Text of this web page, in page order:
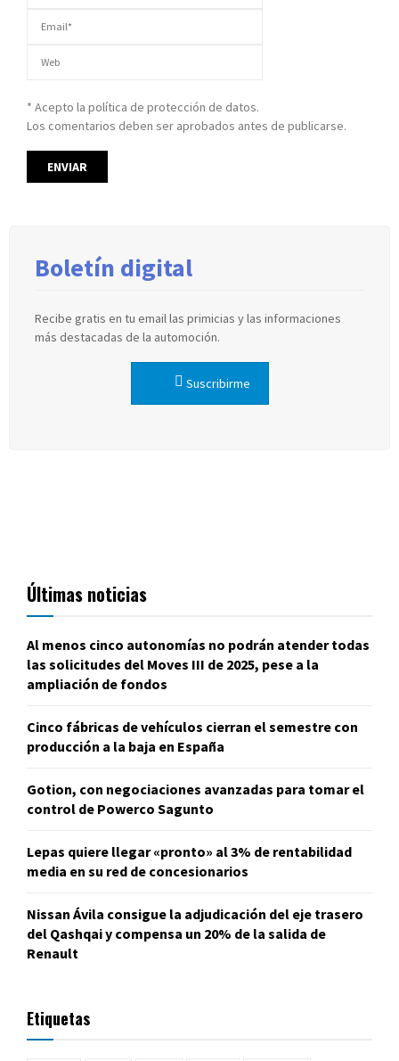
* Acepto la política de protección de datos.
Los comentarios deben ser aprobados antes de publicarse.
Boletín digital
Recibe gratis en tu email las primicias y las informaciones
más destacadas de la automoción.
Suscribirme
Últimas noticias
Al menos cinco autonomías no podrán atender todas
las solicitudes del Moves III de 2025, pese a la
ampliación de fondos
Cinco fábricas de vehículos cierran el semestre con
producción a la baja en España
Gotion, con negociaciones avanzadas para tomar el
control de Powerco Sagunto
Lepas quiere llegar «pronto» al 3% de rentabilidad
media en su red de concesionarios
Nissan Ávila consigue la adjudicación del eje trasero
del Qashqai y compensa un 20% de la salida de
Renault
Etiquetas